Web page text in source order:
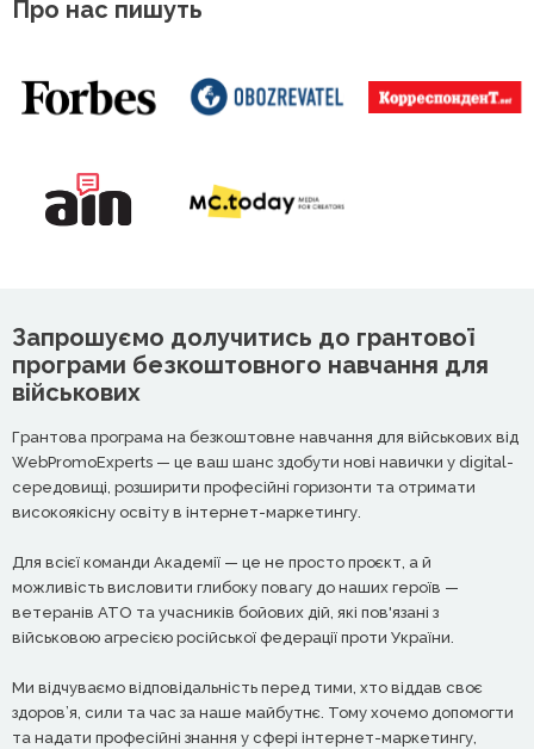
Про нас пишуть
Запрошуємо долучитись до грантової
програми безкоштовного навчання для
військових
Грантова програма на безкоштовне навчання для військових від
WebPromoExperts — це ваш шанс здобути нові навички у digital-
середовищі, розширити професійні горизонти та отримати
високоякісну освіту в інтернет-маркетингу.
Для всієї команди Академії — це не просто проєкт, а й
можливість висловити глибоку повагу до наших героїв —
ветеранів АТО та учасників бойових дій, які пов'язані з
військовою агресією російської федерації проти України.
Ми відчуваємо відповідальність перед тими, хто віддав своє
здоров’я, сили та час за наше майбутнє. Тому хочемо допомогти
та надати професійні знання у сфері інтернет-маркетингу,